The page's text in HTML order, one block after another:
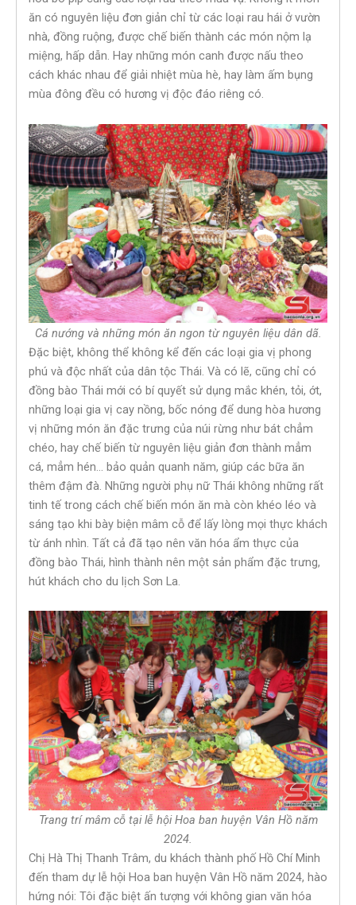
ăn có nguyên liệu đơn giản chỉ từ các loại rau hái ở vườn
nhà, đồng ruộng, được chế biến thành các món nộm lạ
miệng, hấp dẫn. Hay những món canh được nấu theo
cách khác nhau để giải nhiệt mùa hè, hay làm ấm bụng
mùa đông đều có hương vị độc đáo riêng có.
Cá nướng và những món ăn ngon từ nguyên liệu dân dã.
Đặc biệt, không thể không kể đến các loại gia vị phong
phú và độc nhất của dân tộc Thái. Và có lẽ, cũng chỉ có
đồng bào Thái mới có bí quyết sử dụng mắc khén, tỏi, ớt,
những loại gia vị cay nồng, bốc nóng để dung hòa hương
vị những món ăn đặc trưng của núi rừng như bát chẳm
chéo, hay chế biến từ nguyên liệu giản đơn thành mẳm
cá, mẳm hén… bảo quản quanh năm, giúp các bữa ăn
thêm đậm đà. Những người phụ nữ Thái không những rất
tinh tế trong cách chế biến món ăn mà còn khéo léo và
sáng tạo khi bày biện mâm cỗ để lấy lòng mọi thực khách
từ ánh nhìn. Tất cả đã tạo nên văn hóa ẩm thực của
đồng bào Thái, hình thành nên một sản phẩm đặc trưng,
hút khách cho du lịch Sơn La.
Trang trí mâm cỗ tại lễ hội Hoa ban huyện Vân Hồ năm
2024.
Chị Hà Thị Thanh Trâm, du khách thành phố Hồ Chí Minh
đến tham dự lễ hội Hoa ban huyện Vân Hồ năm 2024, hào
hứng nói: Tôi đặc biệt ấn tượng với không gian văn hóa